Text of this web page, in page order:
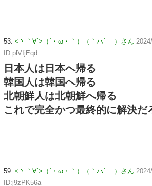
53: <丶｀∀´>（´・ω・｀）（｀ハ´ ）さん
ID:plVIjEqd
日本人は日本へ帰る
韓国人は韓国へ帰る
北朝鮮人は北朝鮮へ帰る
これで完全かつ最終的に解決だ
59: <丶｀∀´>（´・ω・｀）（｀ハ´ ）さん
ID:j9zPK56a